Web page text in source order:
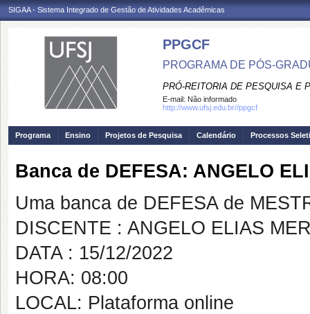
SIGAA - Sistema Integrado de Gestão de Atividades Acadêmicas
PPGCF
PROGRAMA DE PÓS-
PRÓ-REITORIA DE PESQUISA E
E-mail: Não informado
http://www.ufsj.edu.br//ppgcf
Programa Ensino Projetos de Pesquisa Calendário Processos
Banca de DEFESA: ANGELO
Uma banca de DEFESA de
DISCENTE : ANGELO ELIAS
DATA : 15/12/2022
HORA: 08:00
LOCAL: Plataforma online